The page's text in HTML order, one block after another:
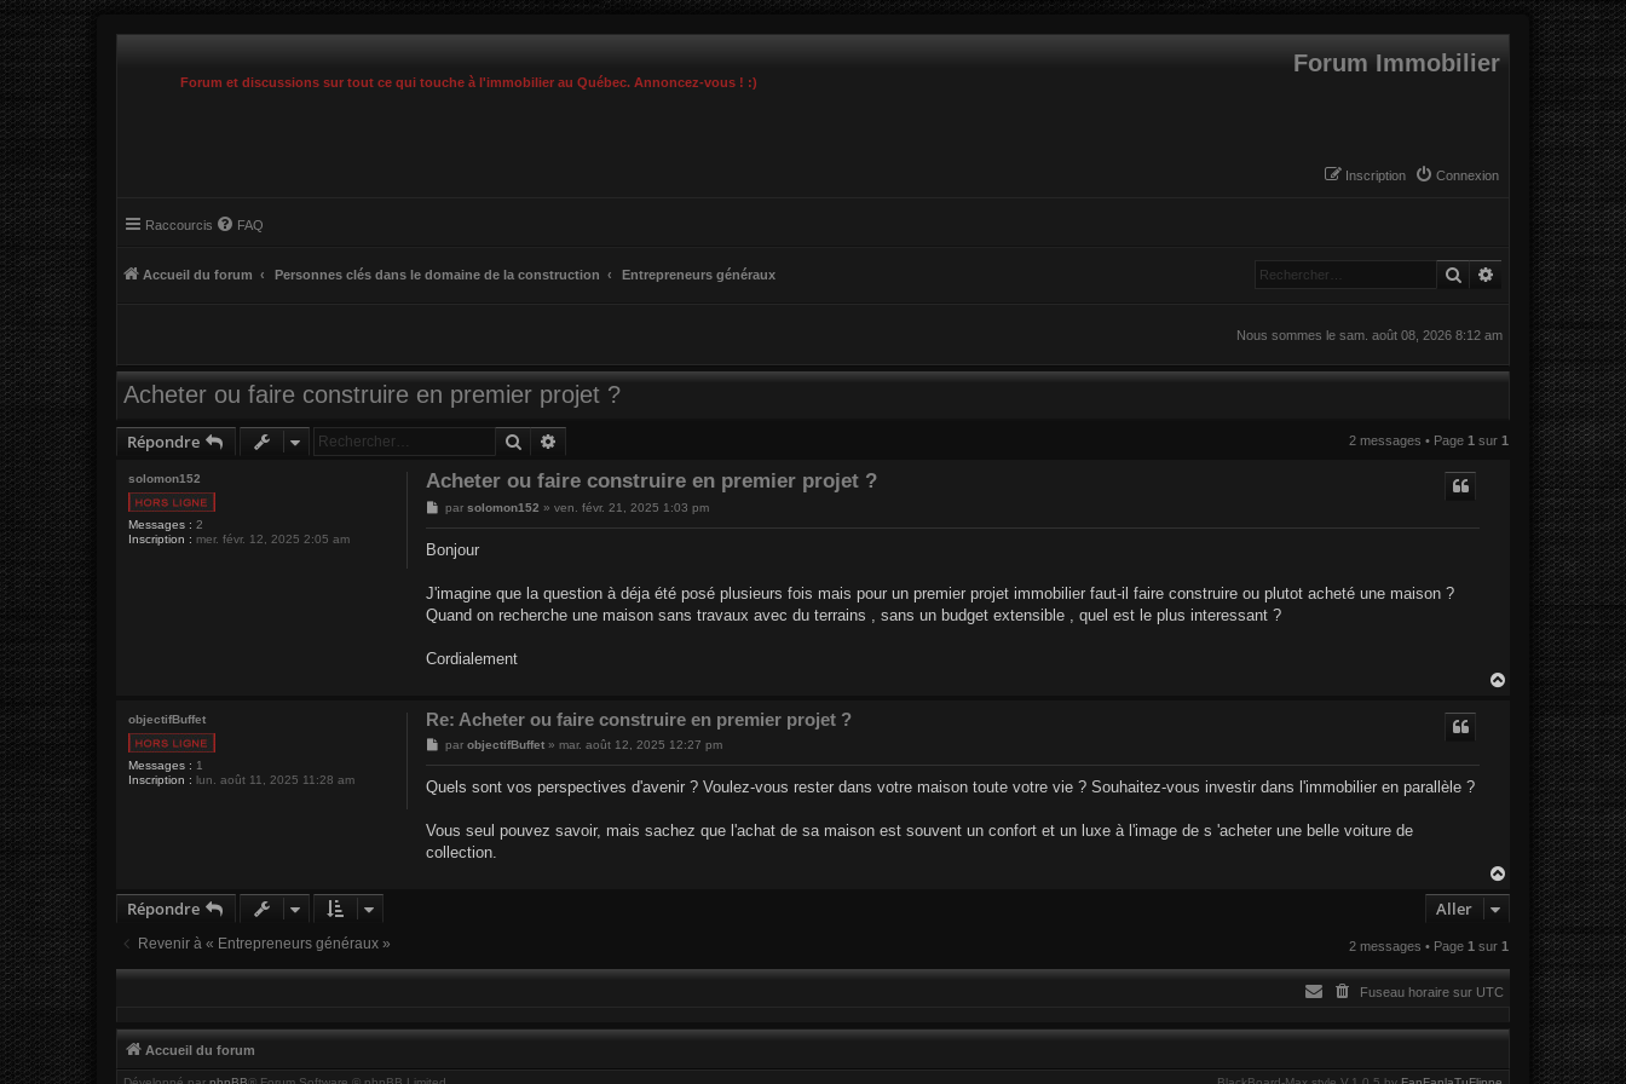
Forum et discussions sur tout ce qui touche à l'immobilier au Québec. Annoncez-vous ! :)
Forum Immobilier
Connexion
Inscription
Raccourcis FAQ
Rechercher
Recherche
Accueil du forum Personnes clés dans le domaine de la construction Entrepreneurs généraux
Nous sommes le sam. août 08, 2026 8:12 am
Acheter ou faire construire en premier projet ?
Répondre Rechercher 2 messages • Page 1 sur 1
solomon152
Messages : 2
Inscription : mer. févr. 12, 2025 2:05 am
Acheter ou faire construire en premier projet ?
M
s
e
par solomon152 » ven. févr. 21, 2025 1:03 pm
Bonjour
J'imagine que la question à déja été posé plusieurs fois mais pour un premier projet immobilier faut-il faire construire ou plutot acheté une maison ?
Quand on recherche une maison sans travaux avec du terrains , sans un budget extensible , quel est le plus interessant ?
Cordialement
objectifBuffet
Messages : 1
Inscription : lun. août 11, 2025 11:28 am
Re: Acheter ou faire construire en premier projet ?
M
s
e
par objectifBuffet» mar. août 12, 2025 12:27 pm
Quels sont vos perspectives d'avenir ? Voulez-vous rester dans votre maison toute votre vie ? Souhaitez-vous investir dans l'immobilier en parallèle ?
Vous seul pouvez savoir, mais sachez que l'achat de sa maison est souvent un confort et un luxe à l'image de s 'acheter une belle voiture de
collection.
Répondre Aller
Revenir à « Entrepreneurs généraux » 2 messages • Page 1 sur 1
Fuseau horaire sur UTC
Accueil du forum